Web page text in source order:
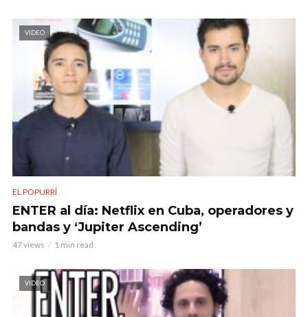
VIDEO
EL POPURRÍ
ENTER al día: Netflix en Cuba, operadores y
bandas y ‘Jupiter Ascending’
47 views 1 min read
VIDEO